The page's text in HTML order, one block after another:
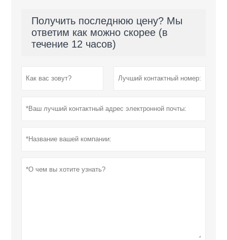
Получить последнюю цену? Мы
ответим как можно скорее (в
течение 12 часов)